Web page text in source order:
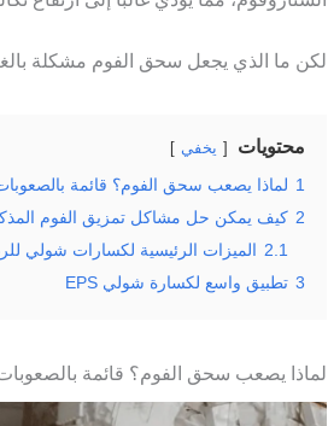
لكن ما الذي يجعل سحق الفوم مشكلة
محتويات يخفي
1 لماذا يصعب سحق الفوم؟ قائمة
2 كيف يمكن حل مشاكل تمزيق الفوم
2.1 الميزات الرئيسية لكسارات شولي
3 تطبيق واسع لكسارة شولي EPS
لماذا يصعب سحق الفوم؟ قائمة